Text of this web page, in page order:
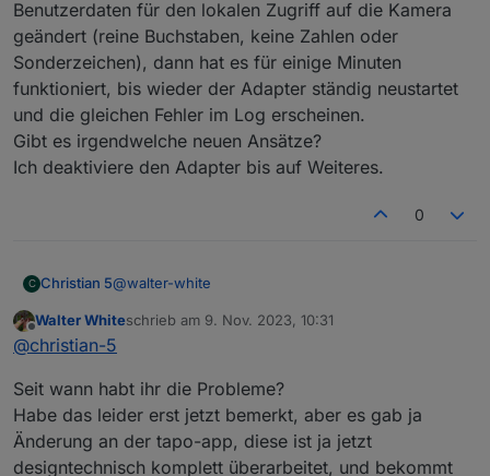
2023-11-08 16:15:50.598	error	Error:
tapo.0
2023-11-08 16:15:40.598	error	Error:
tapo.0
2023-11-08 16:15:31.103	error	Error:
Benutzerdaten für den lokalen Zugriff auf die Kamera
geändert (reine Buchstaben, keine Zahlen oder
Sonderzeichen), dann hat es für einige Minuten
funktioniert, bis wieder der Adapter ständig neustartet
und die gleichen Fehler im Log erscheinen.
Gibt es irgendwelche neuen Ansätze?
Ich deaktiviere den Adapter bis auf Weiteres.
0
C Christian 5@walter-white
Hallo an alle, ich bekomme immer diese
Fehlermeldung. 2023-11-08 16:48:52.870 - warn:
of undefined (reading 'find')
2023-11-08 16:49:02.865 - warn: tapo.0 (80229)
TypeError: Cannot read properties of undefined
(reading 'find')
2023-11-08 16:49:12.886 - warn: tapo.0 (80229)
Offline
Walter Whiteschrieb am 9. Nov. 2023, 10:31
zuletzt editiert von
@christian-5
Seit wann habt ihr die Probleme?
Habe das leider erst jetzt bemerkt, aber es gab ja
Änderung an der tapo-app, diese ist ja jetzt
designtechnisch komplett überarbeitet, und bekommt